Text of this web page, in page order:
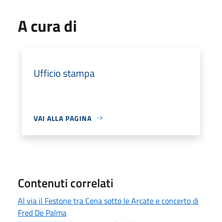
A cura di
Ufficio stampa
VAI ALLA PAGINA
Contenuti correlati
Al via il Festone tra Cena sotto le Arcate e concerto di
Fred De Palma